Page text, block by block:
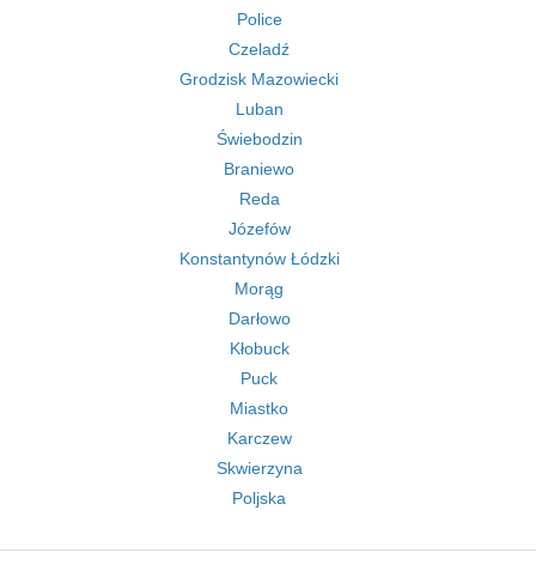
Police
Czeladź
Grodzisk Mazowiecki
Luban
Świebodzin
Braniewo
Reda
Józefów
Konstantynów Łódzki
Morąg
Darłowo
Kłobuck
Puck
Miastko
Karczew
Skwierzyna
Poljska